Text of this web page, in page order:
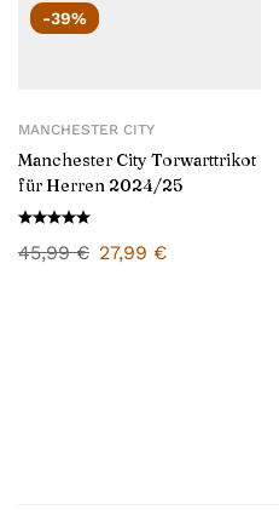
-39%
MANCHESTER CITY
Manchester City Torwarttrikot
für Herren 2024/25
45,99€ 27,99 €